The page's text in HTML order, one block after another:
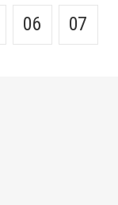
06 07